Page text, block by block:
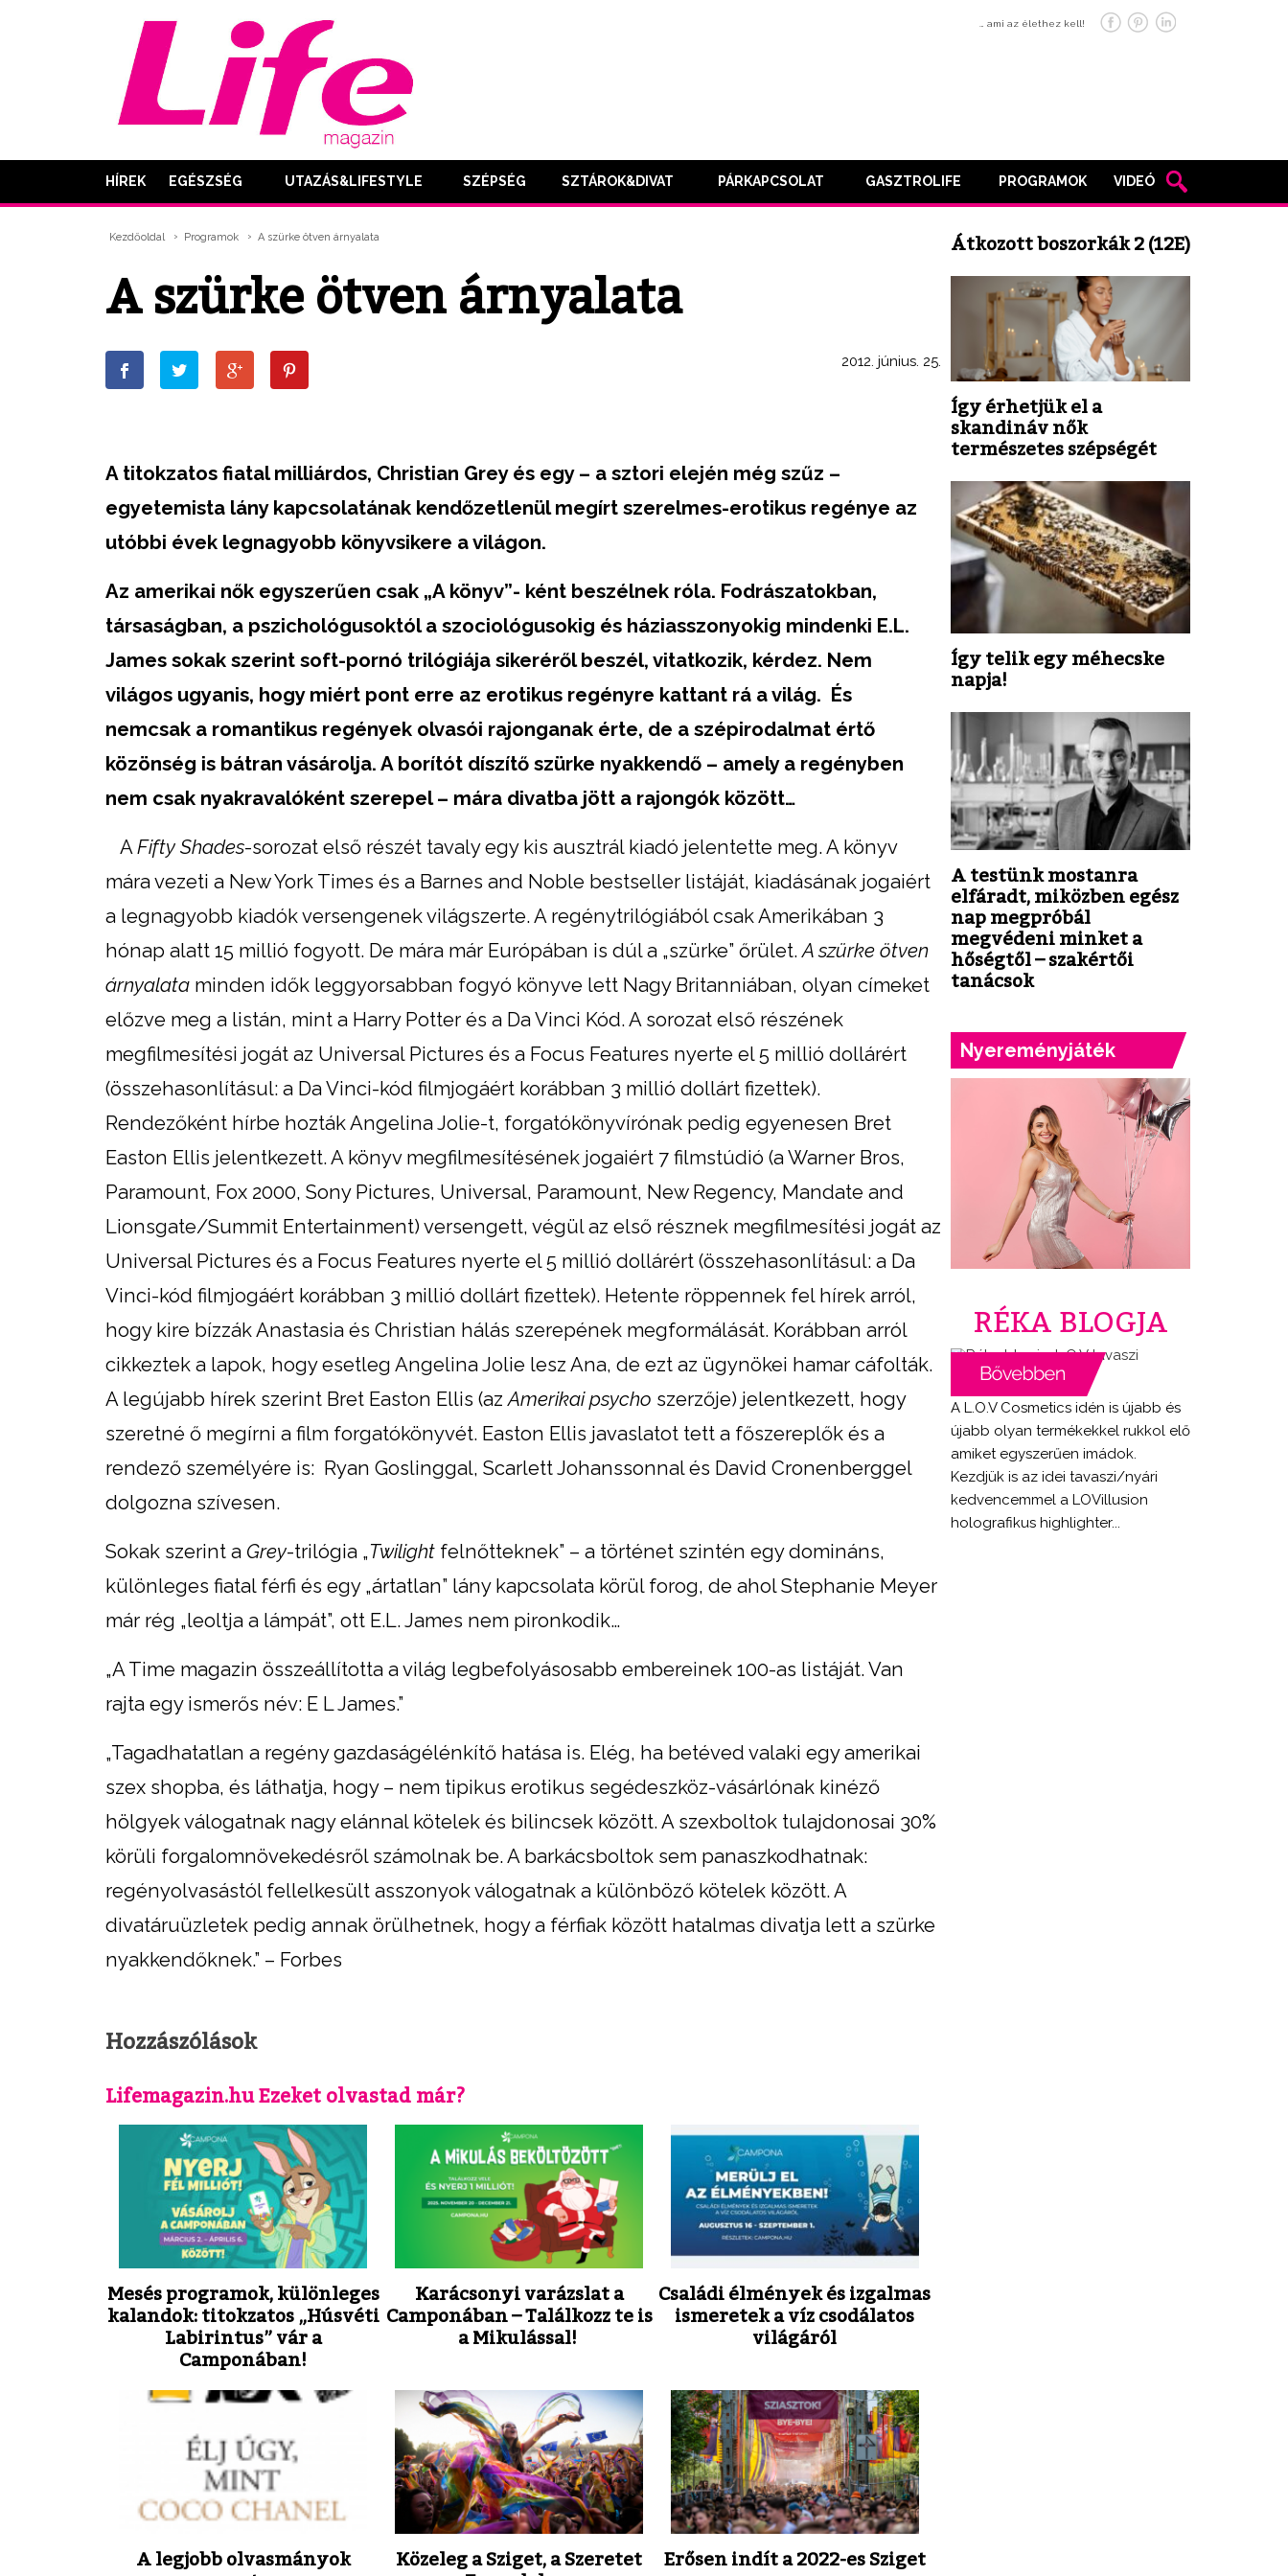
… ami az élethez kell!
HÍREK EGÉSZSÉG UTAZÁS&LIFESTYLE SZÉPSÉG SZTÁROK&DIVAT PÁRKAPCSOLAT GASZTROLIFE PROGRAMOK VIDEÓ
Kezdőoldal Programok A szürke ötven árnyalata
A szürke ötven árnyalata
2012. június. 25.
A titokzatos fiatal milliárdos, Christian Grey és egy – a sztori elején még szűz –
egyetemista lány kapcsolatának kendőzetlenül megírt szerelmes-erotikus regénye az
utóbbi évek legnagyobb könyvsikere a világon.
Az amerikai nők egyszerűen csak „A könyv”- ként beszélnek róla. Fodrászatokban,
társaságban, a pszichológusoktól a szociológusokig és háziasszonyokig mindenki E.L.
James sokak szerint soft-pornó trilógiája sikeréről beszél, vitatkozik, kérdez. Nem
világos ugyanis, hogy miért pont erre az erotikus regényre kattant rá a világ. És
nemcsak a romantikus regények olvasói rajonganak érte, de a szépirodalmat értő
közönség is bátran vásárolja. A borítót díszítő szürke nyakkendő – amely a regényben
nem csak nyakravalóként szerepel – mára divatba jött a rajongók között…
A Fifty Shades-sorozat első részét tavaly egy kis ausztrál kiadó jelentette meg. A könyv
mára vezeti a New York Times és a Barnes and Noble bestseller listáját, kiadásának jogaiért
a legnagyobb kiadók versengenek világszerte. A regénytrilógiából csak Amerikában 3
hónap alatt 15 millió fogyott. De mára már Európában is dúl a „szürke” őrület. A szürke ötven
árnyalata minden idők leggyorsabban fogyó könyve lett Nagy Britanniában, olyan címeket
előzve meg a listán, mint a Harry Potter és a Da Vinci Kód. A sorozat első részének
megfilmesítési jogát az Universal Pictures és a Focus Features nyerte el 5 millió dollárért
(összehasonlításul: a Da Vinci-kód filmjogáért korábban 3 millió dollárt fizettek).
Rendezőként hírbe hozták Angelina Jolie-t, forgatókönyvírónak pedig egyenesen Bret
Easton Ellis jelentkezett. A könyv megfilmesítésének jogaiért 7 filmstúdió (a Warner Bros,
Paramount, Fox 2000, Sony Pictures, Universal, Paramount, New Regency, Mandate and
Lionsgate/Summit Entertainment) versengett, végül az első résznek megfilmesítési jogát az
Universal Pictures és a Focus Features nyerte el 5 millió dollárért (összehasonlításul: a Da
Vinci-kód filmjogáért korábban 3 millió dollárt fizettek). Hetente röppennek fel hírek arról,
hogy kire bízzák Anastasia és Christian hálás szerepének megformálását. Korábban arról
cikkeztek a lapok, hogy esetleg Angelina Jolie lesz Ana, de ezt az ügynökei hamar cáfolták.
A legújabb hírek szerint Bret Easton Ellis (az Amerikai psycho szerzője) jelentkezett, hogy
szeretné ő megírni a film forgatókönyvét. Easton Ellis javaslatot tett a főszereplők és a
rendező személyére is: Ryan Goslinggal, Scarlett Johanssonnal és David Cronenberggel
dolgozna szívesen.
Sokak szerint a Grey-trilógia „Twilight felnőtteknek” – a történet szintén egy domináns,
különleges fiatal férfi és egy „ártatlan” lány kapcsolata körül forog, de ahol Stephanie Meyer
már rég „leoltja a lámpát”, ott E.L. James nem pironkodik…
„A Time magazin összeállította a világ legbefolyásosabb embereinek 100-as listáját. Van
rajta egy ismerős név: E L James.”
„Tagadhatatlan a regény gazdaságélénkítő hatása is. Elég, ha betéved valaki egy amerikai
szex shopba, és láthatja, hogy – nem tipikus erotikus segédeszköz-vásárlónak kinéző
hölgyek válogatnak nagy elánnal kötelek és bilincsek között. A szexboltok tulajdonosai 30%
körüli forgalomnövekedésről számolnak be. A barkácsboltok sem panaszkodhatnak:
regényolvasástól fellelkesült asszonyok válogatnak a különböző kötelek között. A
divatáruüzletek pedig annak örülhetnek, hogy a férfiak között hatalmas divatja lett a szürke
nyakkendőknek.” – Forbes
Hozzászólások
Lifemagazin.hu Ezeket olvastad már?
Mesés programok, különleges
kalandok: titokzatos „Húsvéti
Labirintus” vár a
Camponában!
Karácsonyi varázslat a
Camponában – Találkozz te is
a Mikulással!
Családi élmények és izgalmas
ismeretek a víz csodálatos
világáról
A legjobb olvasmányok
Közeleg a Sziget, a Szeretet
Erősen indít a 2022-es Sziget
Átkozott boszorkák 2 (12E)
Így érhetjük el a
skandináv nők
természetes szépségét
Így telik egy méhecske
napja!
A testünk mostanra
elfáradt, miközben egész
nap megpróbál
megvédeni minket a
hőségtől – szakértői
tanácsok
Nyereményjáték
RÉKA BLOGJA
A L.O.V Cosmetics idén is újabb és
újabb olyan termékekkel rukkol elő
amiket egyszerűen imádok.
Kezdjük is az idei tavaszi/nyári
kedvencemmel a LOVillusion
holografikus highlighter...